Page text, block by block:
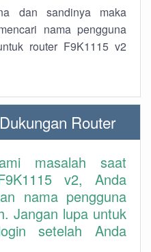
dan sandinya maka
nama pengguna
router F9K1115 v2
Router
masalah saat
v2, Anda
nama pengguna
Jangan lupa untuk
setelah Anda